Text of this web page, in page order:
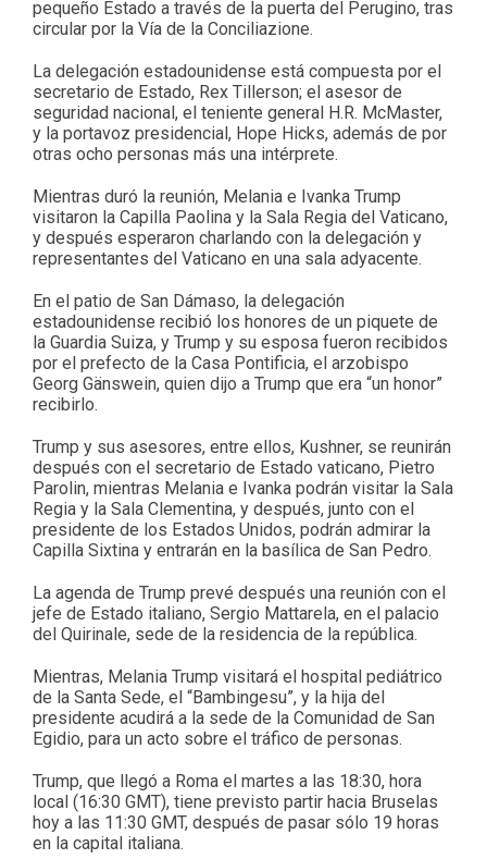
pequeño Estado a través de la puerta del Perugino, tras
circular por la Vía de la Conciliazione.
La delegación estadounidense está compuesta por el
secretario de Estado, Rex Tillerson; el asesor de
seguridad nacional, el teniente general H.R. McMaster,
y la portavoz presidencial, Hope Hicks, además de por
otras ocho personas más una intérprete.
Mientras duró la reunión, Melania e Ivanka Trump
visitaron la Capilla Paolina y la Sala Regia del Vaticano,
y después esperaron charlando con la delegación y
representantes del Vaticano en una sala adyacente.
En el patio de San Dámaso, la delegación
estadounidense recibió los honores de un piquete de
la Guardia Suiza, y Trump y su esposa fueron recibidos
por el prefecto de la Casa Pontificia, el arzobispo
Georg Gänswein, quien dijo a Trump que era “un honor”
recibirlo.
Trump y sus asesores, entre ellos, Kushner, se reunirán
después con el secretario de Estado vaticano, Pietro
Parolin, mientras Melania e Ivanka podrán visitar la Sala
Regia y la Sala Clementina, y después, junto con el
presidente de los Estados Unidos, podrán admirar la
Capilla Sixtina y entrarán en la basílica de San Pedro.
La agenda de Trump prevé después una reunión con el
jefe de Estado italiano, Sergio Mattarela, en el palacio
del Quirinale, sede de la residencia de la república.
Mientras, Melania Trump visitará el hospital pediátrico
de la Santa Sede, el “Bambingesu”, y la hija del
presidente acudirá a la sede de la Comunidad de San
Egidio, para un acto sobre el tráfico de personas.
Trump, que llegó a Roma el martes a las 18:30, hora
local (16:30 GMT), tiene previsto partir hacia Bruselas
hoy a las 11:30 GMT, después de pasar sólo 19 horas
en la capital italiana.